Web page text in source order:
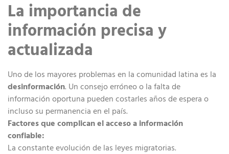
La importancia de
información precisa y
actualizada
Uno de los mayores problemas en la comunidad latina es la
desinformación. Un consejo erróneo o la falta de
información oportuna pueden costarles años de espera o
incluso su permanencia en el país.
Factores que complican el acceso a información
confiable:
La constante evolución de las leyes migratorias.